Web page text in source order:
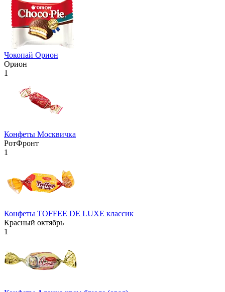
Чокопай Орион
Орион
1
Конфеты Москвичка
РотФронт
1
Конфеты TOFFEE DE LUXE классик
Красный октябрь
1